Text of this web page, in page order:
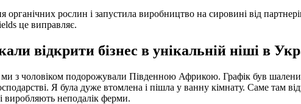
органічних рослин і запустила виробництво на сировині від
це виправляє.
відкрити бізнес в унікальній ніші в
ми з чоловіком подорожували Південною Африкою. Графік був
Я була дуже втомлена і пішла у ванну кімнату. Саме там
виробляють неподалік ферми.